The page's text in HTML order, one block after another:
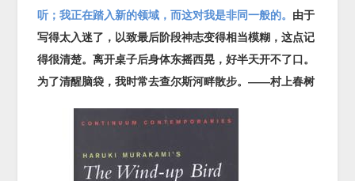
听；我正在踏入新的领域，而这对我是非同一般的。 由于
写得太入迷了，以致最后阶段神志变得相当模糊，这点记
得很清楚。离开桌子后身体东摇西晃，好半天开不了口。
为了清醒脑袋，我时常去查尔斯河畔散步。——村上春树